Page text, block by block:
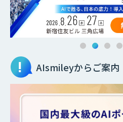
AIsmileyからご案内